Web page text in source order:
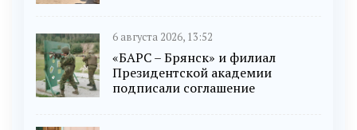
6 августа 2026, 13:52
«БАРС – Брянск» и филиал
Президентской академии
подписали соглашение